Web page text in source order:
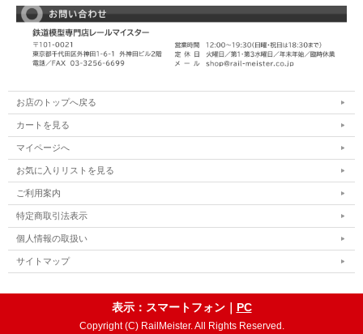
お店のトップへ戻る
カートを見る
マイページへ
お気に入りリストを見る
ご利用案内
特定商取引法表示
個人情報の取扱い
サイトマップ
表示：スマートフォン｜ PC
Copyright (C) RailMeister. All Rights Reserved.